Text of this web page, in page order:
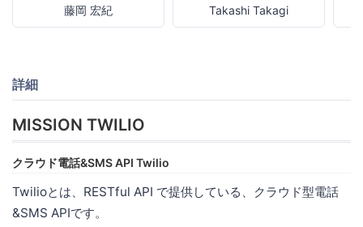
藤岡 宏紀 Takashi Takagi
詳細
MISSION TWILIO
クラウド電話&SMS API Twilio
Twilioとは、RESTful API で提供している、クラウド型電話
&SMS APIです。